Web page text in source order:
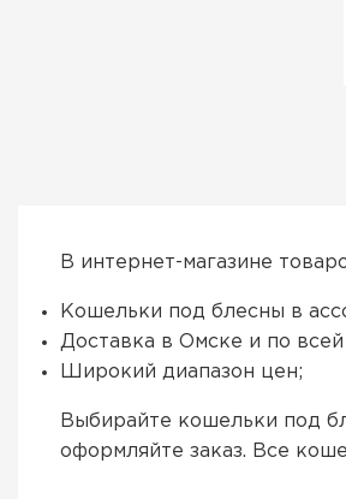
В интернет-магазине
Кошельки под блесны в
Доставка в Омске и по
Широкий диапазон цен;
Выбирайте кошельки под
оформляйте заказ. Все